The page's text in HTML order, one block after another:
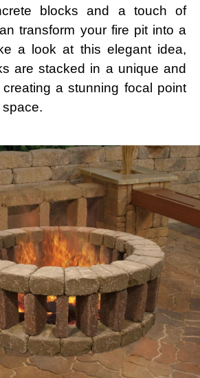
blocks and a touch of
transform your fire pit into a
a look at this elegant idea,
are stacked in a unique and
a stunning focal point